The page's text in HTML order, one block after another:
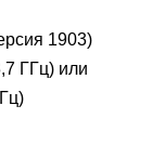
1903)
ГГц) или